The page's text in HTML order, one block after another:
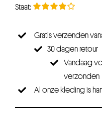
Gratis verzenden
30 dagen retour
Vandaag
verzonden
Al onze kleding is